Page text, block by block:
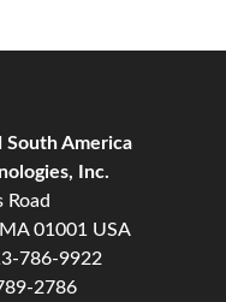
South America
Inc.
Road
01001 USA
786-9922
2786